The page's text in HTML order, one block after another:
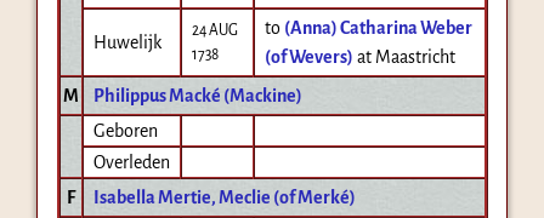
Huwelijk
24 AUG
1738
to (Anna) Catharina Weber
(of Wevers) at Maastricht
M
Philippus Macké (Mackine)
Geboren
Overleden
F
Isabella Mertie, Meclie (of Merké)